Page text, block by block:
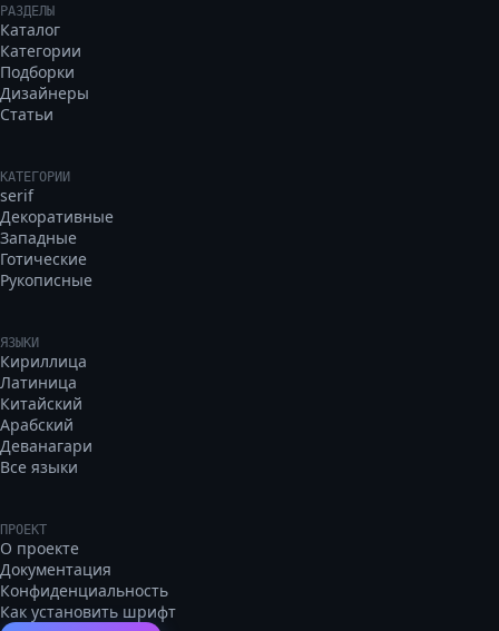
РАЗДЕЛЫ
Каталог
Категории
Подборки
Дизайнеры
Статьи
КАТЕГОРИИ
serif
Декоративные
Западные
Готические
Рукописные
ЯЗЫКИ
Кириллица
Латиница
Китайский
Арабский
Деванагари
Все языки
ПРОЕКТ
О проекте
Документация
Конфиденциальность
Как установить шрифт